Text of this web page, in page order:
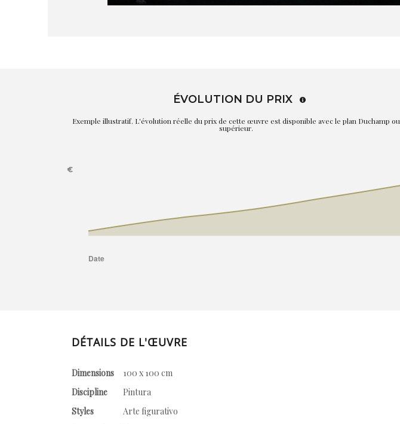
ÉVOLUTION DU PRIX
Exemple illustratif. L'évolution réelle du prix de cette œuvre est disponible avec le plan Duchamp ou
supérieur.
DÉTAILS DE L'ŒUVRE
Dimensions
100 x 100 cm
Discipline
Pintura
Styles
Arte figurativo